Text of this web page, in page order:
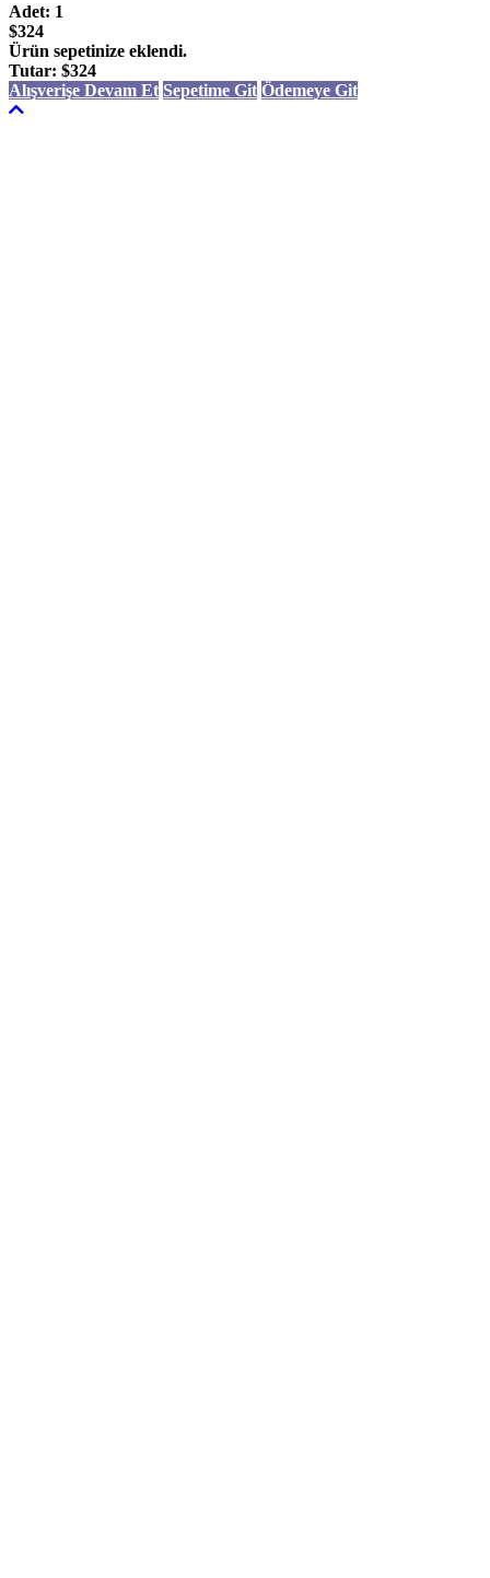
Adet: 1
$324
Ürün sepetinize eklendi.
Tutar: $324
Alışverişe Devam Et Sepetime Git Ödemeye Git